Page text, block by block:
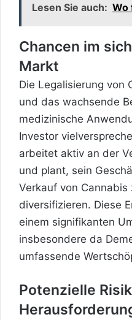
Lesen Sie auch: Wo
Chancen im
Markt
Die Legalisierung von
und das wachsende
medizinische
Investor
arbeitet aktiv an der
und plant, sein
Verkauf von Cannabis
diversifizieren. Diese
einem signifikanten
insbesondere da
umfassende
Potenzielle